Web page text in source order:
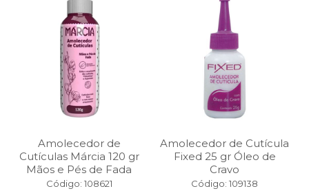
Amolecedor de
Cutículas Márcia 120 gr
Mãos e Pés de Fada
Código: 108621
Amolecedor de Cutícula
Fixed 25 gr Óleo de
Cravo
Código: 109138